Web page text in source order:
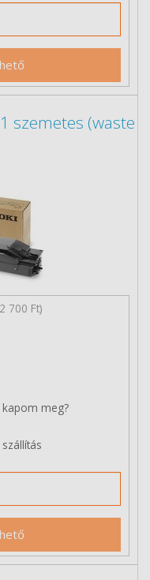
szemetes (waste
700 Ft)
kapom meg?